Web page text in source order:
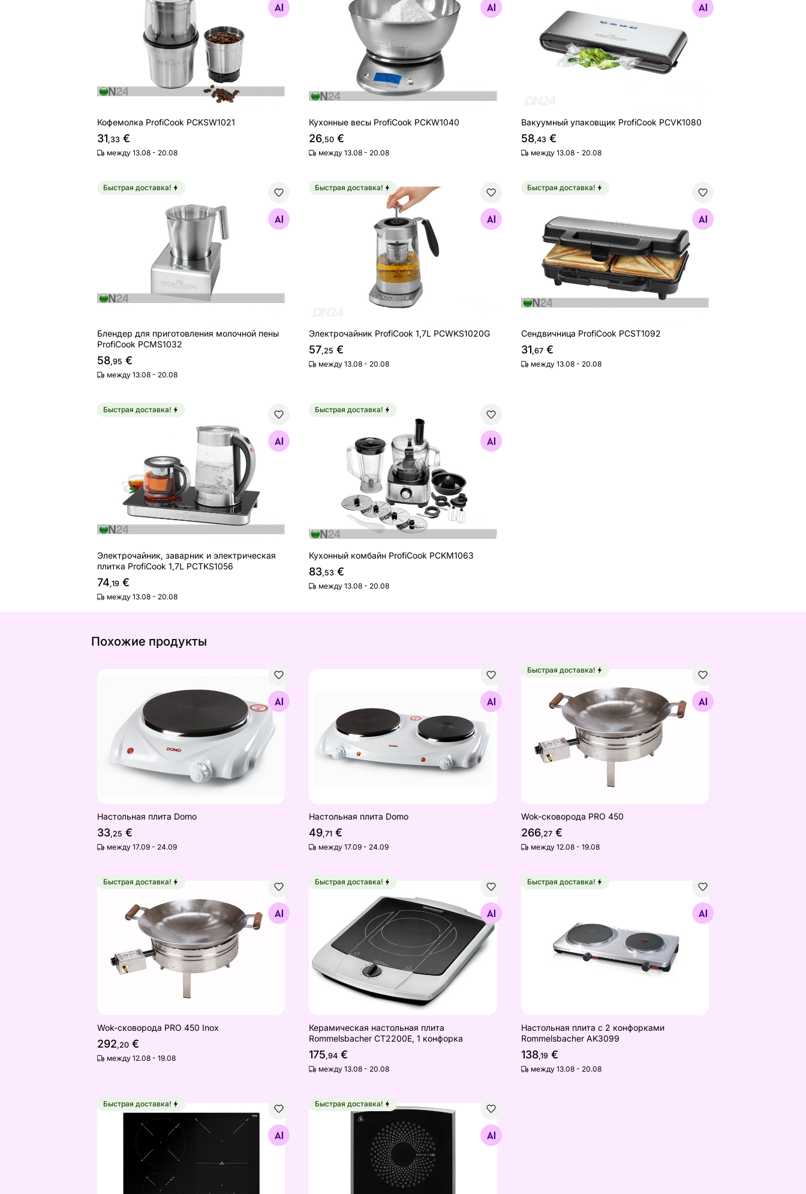
Кофемолка ProfiCook PCKSW1021
31,33 €
между 13.08 - 20.08
Найдите похожие
Кухонные весы ProfiCook PCKW1040
26,50 €
между 13.08 - 20.08
Вакуумный упаковщик ProfiCook PCVK1080
58,43€
между 13.08 - 20.08
Блендер для приготовления молочной пены ProfiCook PCMS1032
Найдите похожие
Быстрая доставка!
Блендер для приготовления молочной пены
ProfiCook PCMS1032
58,95 €
между 13.08 - 20.08
Электрочайник ProfiCook 1,7L PCWKS1020G
Найдите похожие
Быстрая доставка!
Электрочайник ProfiCook 1,7L PCWKS1020G
57,25 €
между 13.08 - 20.08
Быстрая доставка!
Сендвичница ProfiCook PCST1092
31,67€
между 13.08 - 20.08
Электрочайник, заварник и электрическая плитка ProfiCook 1,7L PCTKS1056
Найдите похожие
Быстрая доставка!
Электрочайник, заварник и электрическая
плитка ProfiCook 1,7L PCTKS1056
74,19 €
между 13.08 - 20.08
Кухонный комбайн ProfiCook PCKM1063
Найдите похожие
Быстрая доставка!
Кухонный комбайн ProfiCook PCKM1063
83,53 €
между 13.08 - 20.08
Похожие продукты
Найдите похожие
Настольная плита Domo
33,25 €
между 17.09 - 24.09
Настольная плита Domo
49,71 €
между 17.09 - 24.09
Найдите похожие
Быстрая доставка!
Wok-сковорода PRO 450
266,27€
между 12.08 - 19.08
Найдите похожие
Быстрая доставка!
Wok-сковорода PRO 450 Inox
292,20 €
между 12.08 - 19.08
Керамическая настольная плита Rommelsbacher CT2200E, 1 конфорка
Найдите похожие
Быстрая доставка!
Керамическая настольная плита
Rommelsbacher CT2200E, 1 конфорка
175,94 €
между 13.08 - 20.08
Настольная плита с 2 конфорками Rommelsbacher AK3099
Быстрая доставка!
Настольная плита с 2 конфорками
Rommelsbacher AK3099
138,19€
между 13.08 - 20.08
Индукционная варочная панель Teka IZF 64440 BK MSP
Найдите похожие
Быстрая доставка!
Индукционная варочная панель с 1 зоной Sencor SCP3414GY
Найдите похожие
Быстрая доставка!